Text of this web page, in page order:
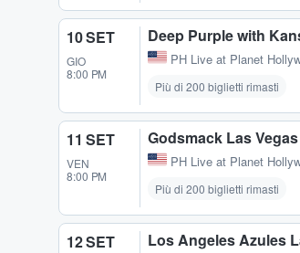
10 SET
GIO
8:00 PM
Deep Purple with
PH Live at Planet
Più di 200 biglietti rimasti
11 SET
VEN
8:00 PM
Godsmack Las Vegas
PH Live at Planet
Più di 200 biglietti rimasti
12 SET Los Angeles Azules